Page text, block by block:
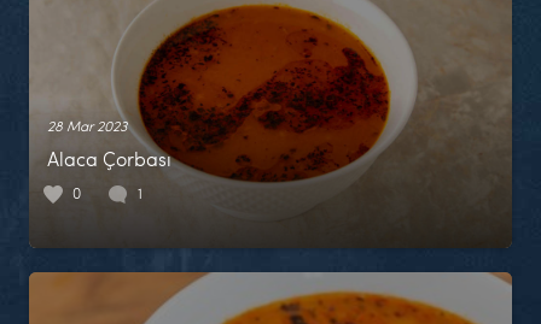
28 Mar 2023
Alaca Çorbası
0 1